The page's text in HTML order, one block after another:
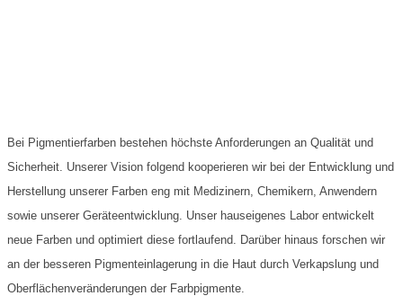
Bei Pigmentierfarben bestehen höchste Anforderungen an Qualität und
Sicherheit. Unserer Vision folgend kooperieren wir bei der Entwicklung und
Herstellung unserer Farben eng mit Medizinern, Chemikern, Anwendern
sowie unserer Geräteentwicklung. Unser hauseigenes Labor entwickelt
neue Farben und optimiert diese fortlaufend. Darüber hinaus forschen wir
an der besseren Pigmenteinlagerung in die Haut durch Verkapslung und
Oberflächenveränderungen der Farbpigmente.